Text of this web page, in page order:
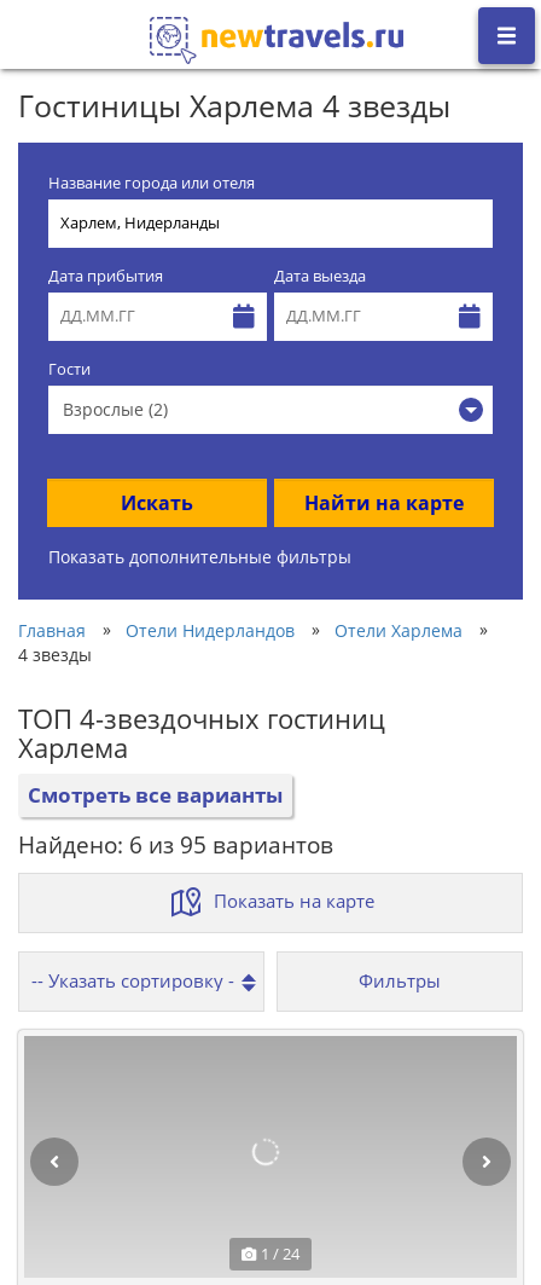
Гостиницы Харлема 4 звезды
Название города или отеля
Дата прибытия Дата выезда
Гости
Взрослые (2)
Искать Найти на карте
Показать дополнительные фильтры
Главная » Отели Нидерландов » Отели Харлема
»
4 звезды
ТОП 4-звездочных гостиниц
Харлема
Смотреть все варианты
Найдено: 6 из 95 вариантов
Показать на карте
Фильтры
1 / 24